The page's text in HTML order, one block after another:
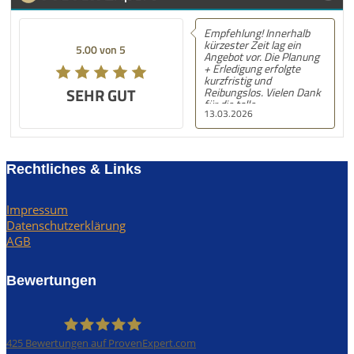
5.00 von 5
SEHR GUT
13.03.2026
Empfehlung! Innerhalb
kürzester Zeit lag ein
Angebot vor. Die Planung
+ Erledigung erfolgte
kurzfristig und
Reibungslos. Vielen Dank
für die tolle
Unterstützung! Nächstes
Mal gerne wieder! :) LG,
S.N.
Rechtliches & Links
Impressum
Datenschutzerklärung
AGB
Bewertungen
425 Bewertungen auf ProvenExpert.com